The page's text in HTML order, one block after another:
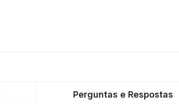
Perguntas e Respostas